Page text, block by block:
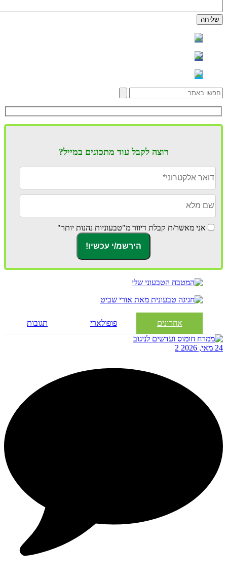
רוצה לקבל עוד מתכונים במייל?
אני מאשר/ת קבלת דיוור מ"טבעוניות נהנות יותר"
אחרונים פופולארי תגובות
24 מאי, 2026 2